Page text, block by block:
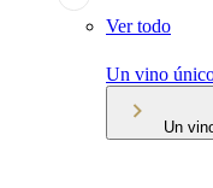
Ver todo
Un vino
Un